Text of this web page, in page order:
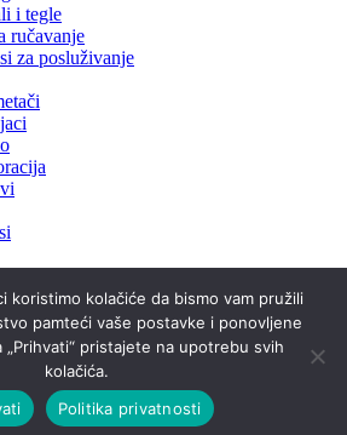
i tegle
ručavanje
za posluživanje
koristimo kolačiće da bismo vam pružili
pamteći vaše postavke i ponovljene
„Prihvati“ pristajete na upotrebu svih
kolačića.
Politika privatnosti